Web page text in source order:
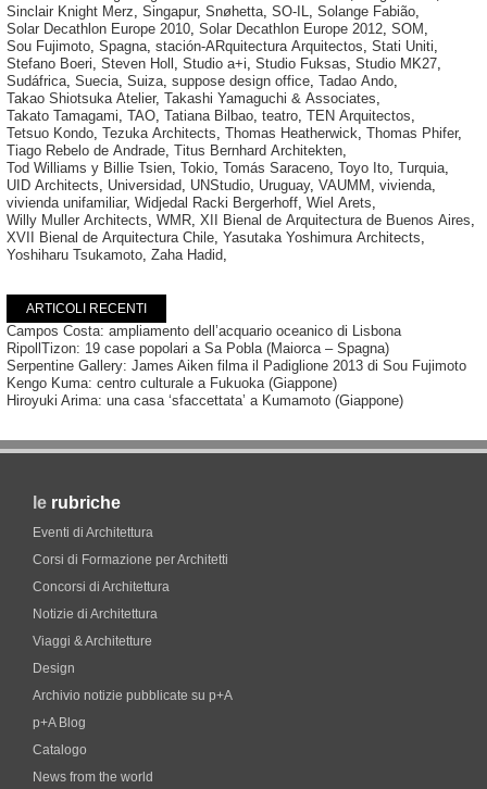
Sinclair Knight Merz, Singapur, Snøhetta, SO-IL, Solange Fabião,
Solar Decathlon Europe 2010, Solar Decathlon Europe 2012, SOM ,
Sou Fujimoto, Spagna, stación-ARquitectura Arquitectos, Stati Uniti,
Stefano Boeri, Steven Holl , Studio a+i, Studio Fuksas, Studio MK27,
Sudáfrica, Suecia, Suiza, suppose design office, Tadao Ando,
Takao Shiotsuka Atelier, Takashi Yamaguchi & Associates,
Takato Tamagami, TAO, Tatiana Bilbao, teatro, TEN Arquitectos,
Tetsuo Kondo, Tezuka Architects, Thomas Heatherwick, Thomas Phifer,
Tiago Rebelo de Andrade, Titus Bernhard Architekten,
Tod Williams y Billie Tsien, Tokio, Tomás Saraceno, Toyo Ito, Turquia,
UID Architects, Universidad, UNStudio, Uruguay, VAUMM , vivienda,
vivienda unifamiliar, Widjedal Racki Bergerhoff, Wiel Arets,
Willy Muller Architects, WMR, XII Bienal de Arquitectura de Buenos Aires,
XVII Bienal de Arquitectura Chile, Yasutaka Yoshimura Architects,
Yoshiharu Tsukamoto, Zaha Hadid,
ARTICOLI RECENTI
Campos Costa: ampliamento dell’acquario oceanico di Lisbona
RipollTizon: 19 case popolari a Sa Pobla (Maiorca – Spagna)
Serpentine Gallery: James Aiken filma il Padiglione 2013 di Sou Fujimoto
Kengo Kuma: centro culturale a Fukuoka (Giappone)
Hiroyuki Arima: una casa ‘sfaccettata’ a Kumamoto (Giappone)
le rubriche
Eventi di Architettura
Corsi di Formazione per Architetti
Concorsi di Architettura
Notizie di Architettura
Viaggi & Architetture
Design
Archivio notizie pubblicate su p+A
p+A Blog
Catalogo
News from the world